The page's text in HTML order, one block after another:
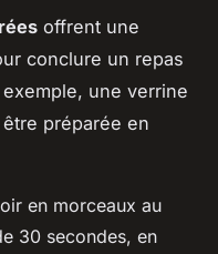
offrent une
conclure un repas
une verrine
préparée en
en morceaux au
30 secondes, en